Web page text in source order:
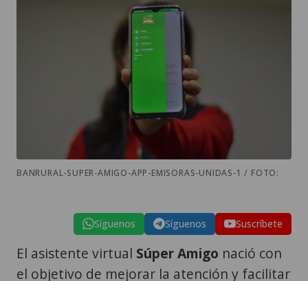
BANRURAL-SUPER-AMIGO-APP-EMISORAS-UNIDAS-1 / FOTO:
Síguenos Síguenos Suscríbete
El asistente virtual Súper Amigo nació con
el objetivo de mejorar la atención y facilitar